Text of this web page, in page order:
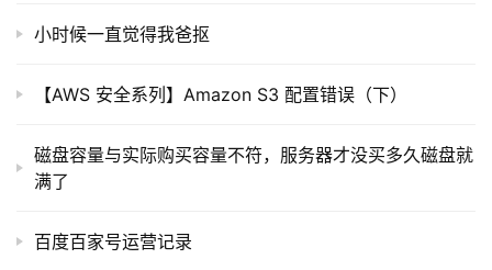
代
用
链
小时候一直觉得我爸抠
【AWS 安全系列】Amazon S3 配置错误（下）
磁盘容量与实际购买容量不符，服务器才没买多久磁盘就
满了
百度百家号运营记录